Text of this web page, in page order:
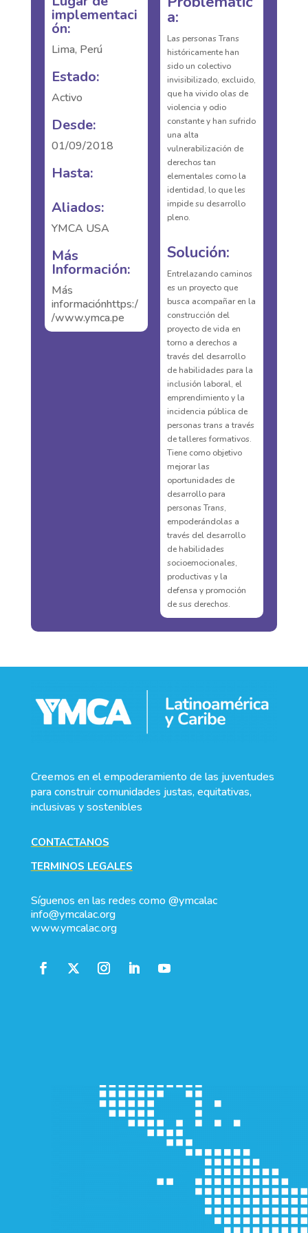
implementaci
ón:
Lima, Perú
Estado:
Activo
Desde:
01/09/2018
Hasta:
Aliados:
YMCA USA
Más
Información:
Más
informaciónhttps:/
/www.ymca.pe
a:
Las personas Trans
históricamente han
sido un colectivo
invisibilizado, excluido,
que ha vivido olas de
violencia y odio
constante y han sufrido
una alta
vulnerabilización de
derechos tan
elementales como la
identidad, lo que les
impide su desarrollo
pleno.
Solución:
Entrelazando caminos
es un proyecto que
busca acompañar en la
construcción del
proyecto de vida en
torno a derechos a
través del desarrollo
de habilidades para la
inclusión laboral, el
emprendimiento y la
incidencia pública de
personas trans a través
de talleres formativos.
Tiene como objetivo
mejorar las
oportunidades de
desarrollo para
personas Trans,
empoderándolas a
través del desarrollo
de habilidades
socioemocionales,
productivas y la
defensa y promoción
de sus derechos.
Creemos en el empoderamiento de las juventudes
para construir comunidades justas, equitativas,
inclusivas y sostenibles
CONTACTANOS
TERMINOS LEGALES
Síguenos en las redes como @ymcalac
info@ymcalac.org
www.ymcalac.org